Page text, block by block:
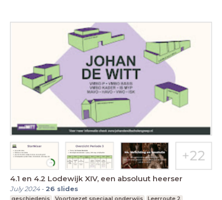
4.1 en 4.2 Lodewijk XIV, een absoluut heerser
July 2024- 26 slides
geschiedenis Voortgezet speciaal onderwijs Leerroute 2